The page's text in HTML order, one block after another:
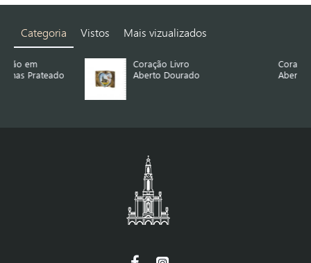
Categoria Vistos Mais vizualizados
Aberto Dourado